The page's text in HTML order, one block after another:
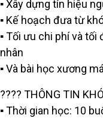
▪️ Xây dựng tín hiệu
▪️ Kế hoạch đưa từ
▪️ Tối ưu chi phí và
nhân
▪️ Và bài học xương
???? THÔNG TIN
▪️ Thời gian học: 10